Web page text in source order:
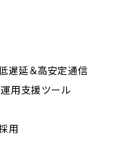
遅延＆高安定通信
用支援ツール
用